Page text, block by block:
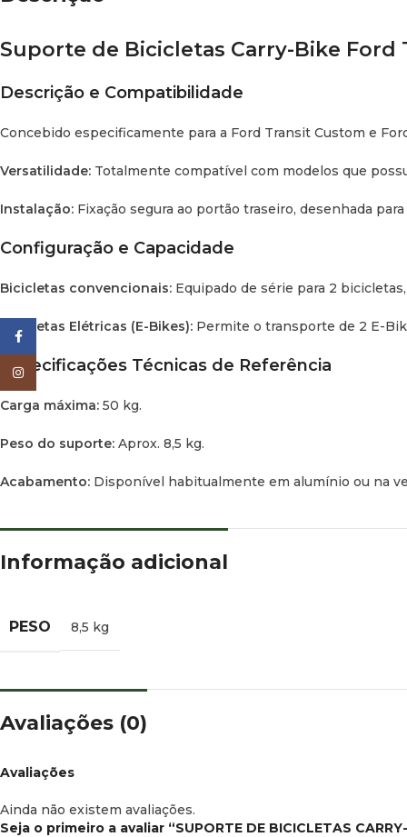
Suporte de Bicicletas Carry-Bike Ford
Descrição e Compatibilidade
Concebido especificamente para a Ford Transit Custom e
Versatilidade: Totalmente compatível com modelos que
Instalação: Fixação segura ao portão traseiro, desenhada
Configuração e Capacidade
Bicicletas convencionais: Equipado de série para 2
Bicicletas Elétricas (E-Bikes): Permite o transporte de 2 E-
Especificações Técnicas de Referência
Carga máxima: 50 kg.
Peso do suporte: Aprox. 8,5 kg.
Acabamento: Disponível habitualmente em alumínio ou na
Informação adicional
PESO 8,5 kg
Avaliações (0)
Avaliações
Ainda não existem avaliações.
Seja o primeiro a avaliar “SUPORTE DE BICICLETAS
Facebook
Instagram